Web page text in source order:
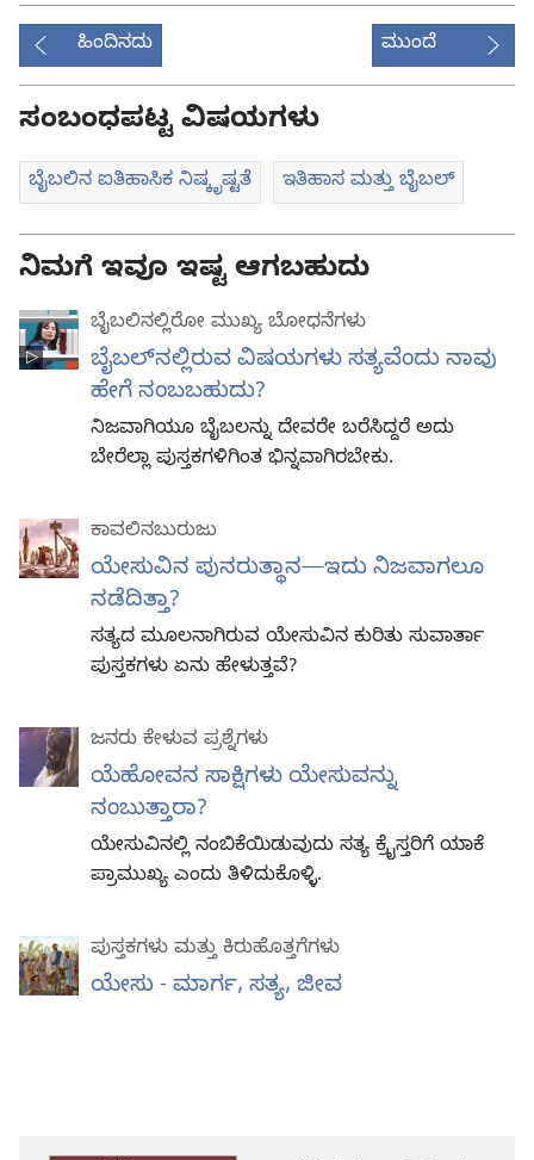
ಹಿಂದಿನದು ಮುಂದೆ
ಸಂಬಂಧಪಟ್ಟ ವಿಷಯಗಳು
ಬೈಬಲಿನ ಐತಿಹಾಸಿಕ ನಿಷ್ಕೃಷ್ಟತೆ ಇತಿಹಾಸ ಮತ್ತು ಬೈಬಲ್‌
ನಿಮಗೆ ಇವೂ ಇಷ್ಟ ಆಗಬಹುದು
ಬೈಬಲಿನಲ್ಲಿರೋ ಮುಖ್ಯ ಬೋಧನೆಗಳು
ಬೈಬಲ್‌ನಲ್ಲಿರುವ ವಿಷಯಗಳು ಸತ್ಯವೆಂದು ನಾವು
ಹೇಗೆ ನಂಬಬಹುದು?
ನಿಜವಾಗಿಯೂ ಬೈಬಲನ್ನು ದೇವರೇ ಬರೆಸಿದ್ದರೆ ಅದು
ಬೇರೆಲ್ಲಾ ಪುಸ್ತಕಗಳಿಗಿಂತ ಭಿನ್ನವಾಗಿರಬೇಕು.
ಕಾವಲಿನಬುರುಜು
ಯೇಸುವಿನ ಪುನರುತ್ಥಾನ—ಇದು ನಿಜವಾಗಲೂ
ನಡೆದಿತ್ತಾ?
ಸತ್ಯದ ಮೂಲನಾಗಿರುವ ಯೇಸುವಿನ ಕುರಿತು ಸುವಾರ್ತಾ
ಪುಸ್ತಕಗಳು ಏನು ಹೇಳುತ್ತವೆ?
ಜನರು ಕೇಳುವ ಪ್ರಶ್ನೆಗಳು
ಯೆಹೋವನ ಸಾಕ್ಷಿಗಳು ಯೇಸುವನ್ನು
ನಂಬುತ್ತಾರಾ?
ಯೇಸುವಿನಲ್ಲಿ ನಂಬಿಕೆಯಿಡುವುದು ಸತ್ಯ ಕ್ರೈಸ್ತರಿಗೆ ಯಾಕೆ
ಪ್ರಾಮುಖ್ಯ ಎಂದು ತಿಳಿದುಕೊಳ್ಳಿ.
ಪುಸ್ತಕಗಳು ಮತ್ತು ಕಿರುಹೊತ್ತಗೆಗಳು
ಯೇಸು - ಮಾರ್ಗ, ಸತ್ಯ, ಜೀವ